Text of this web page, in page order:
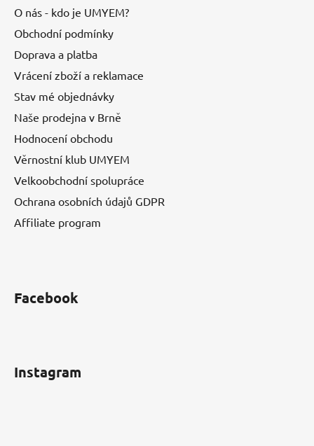
O nás - kdo je UMYEM?
Obchodní podmínky
Doprava a platba
Vrácení zboží a reklamace
Stav mé objednávky
Naše prodejna v Brně
Hodnocení obchodu
Věrnostní klub UMYEM
Velkoobchodní spolupráce
Ochrana osobních údajů GDPR
Affiliate program
Facebook
Instagram